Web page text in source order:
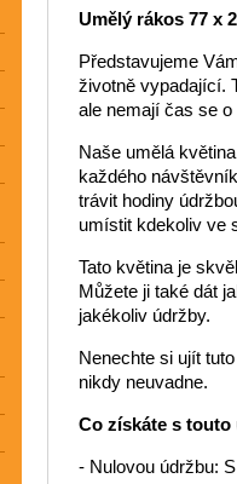
Umělý rákos 77 x
Představujeme
životně vypadající.
ale nemají čas se o
Naše umělá
každého
trávit hodiny
umístit kdekoliv ve
Tato květina je
Můžete ji také dát
jakékoliv údržby.
Nenechte si ujít
nikdy neuvadne.
Co získáte s
- Nulovou údržbu: